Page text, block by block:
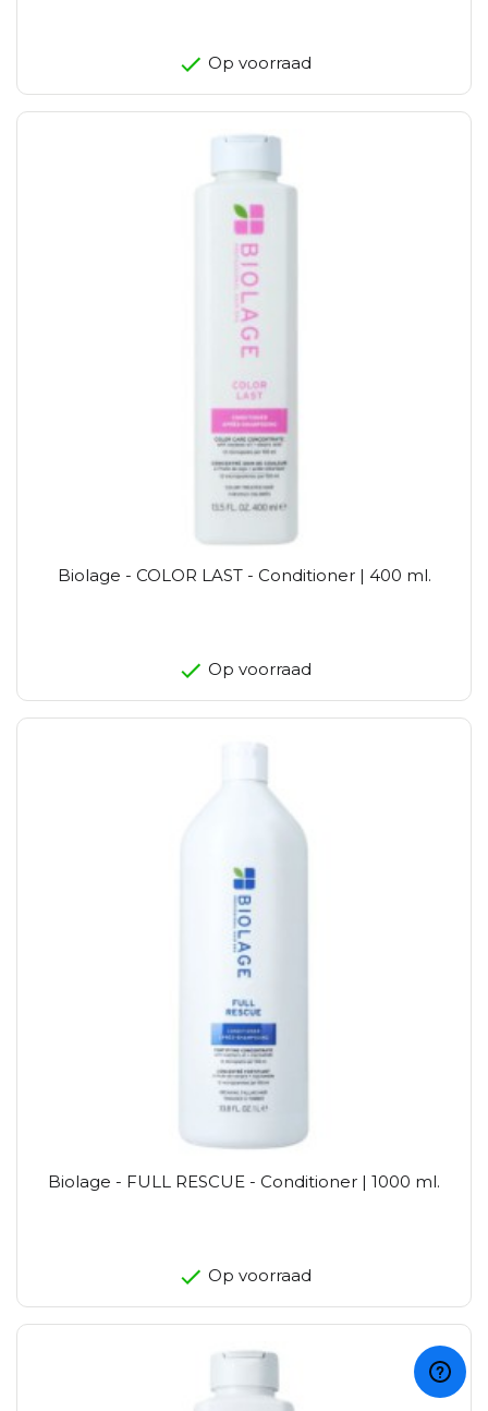
Op voorraad
Biolage - COLOR LAST - Conditioner | 400 ml.
Op voorraad
Biolage - FULL RESCUE - Conditioner | 1000 ml.
Op voorraad